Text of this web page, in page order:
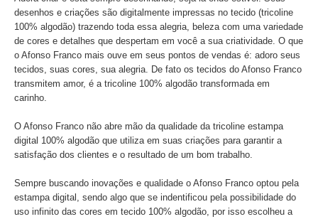
desenhos e criações são digitalmente impressas no tecido (tricoline
100% algodão) trazendo toda essa alegria, beleza com uma variedade
de cores e detalhes que despertam em você a sua criatividade. O que
o Afonso Franco mais ouve em seus pontos de vendas é: adoro seus
tecidos, suas cores, sua alegria. De fato os tecidos do Afonso Franco
transmitem amor, é a tricoline 100% algodão transformada em
carinho.
O Afonso Franco não abre mão da qualidade da tricoline estampa
digital 100% algodão que utiliza em suas criações para garantir a
satisfação dos clientes e o resultado de um bom trabalho.
Sempre buscando inovações e qualidade o Afonso Franco optou pela
estampa digital, sendo algo que se indentificou pela possibilidade do
uso infinito das cores em tecido 100% algodão, por isso escolheu a